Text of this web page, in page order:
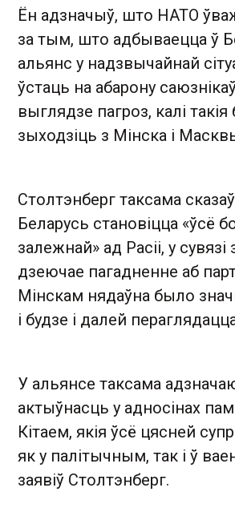
Ён адзначыў, што НАТО
за тым, што адбываецца ў
альянс у надзвычайнай
ўстаць на абарону
выглядзе пагроз, калі такія
зыходзіць з Мінска і
Столтэнберг таксама
Беларусь становіцца «ўсё
залежнай» ад Расіі, у
дзеючае пагадненне аб
Мінскам нядаўна было
і будзе і далей
У альянсе таксама
актыўнасць у адносінах
Кітаем, якія ўсё цясней
як у палітычным, так і ў
заявіў Столтэнберг.